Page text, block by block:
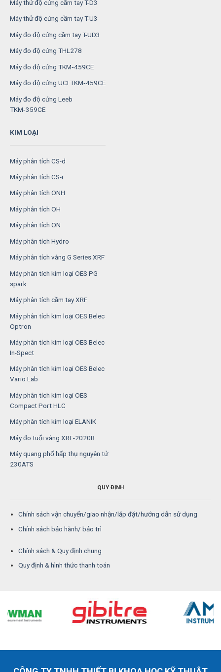
Máy thử độ cứng cầm tay T-D3
Máy thử độ cứng cầm tay T-U3
Máy đo độ cứng cầm tay T-UD3
Máy đo độ cứng THL278
Máy đo độ cứng TKM‑459CE
Máy đo độ cứng UCI TKM‑459CE
Máy đo độ cứng Leeb
TKM‑359CE
KIM LOẠI
Máy phân tích CS-d
Máy phân tích CS-i
Máy phân tích ONH
Máy phân tích OH
Máy phân tích ON
Máy phân tích Hydro
Máy phân tích vàng G Series XRF
Máy phân tích kim loại OES PG
spark
Máy phân tích cầm tay XRF
Máy phân tích kim loại OES Belec
Optron
Máy phân tích kim loại OES Belec
In-Spect
Máy phân tích kim loại OES Belec
Vario Lab
Máy phân tích kim loại OES
Compact Port HLC
Máy phân tích kim loại ELANIK
Máy đo tuổi vàng XRF-2020R
Máy quang phổ hấp thụ nguyên tử
230ATS
QUY ĐỊNH
Chính sách vận chuyển/giao nhận/lắp đặt/hướng dẫn sử dụng
Chính sách bảo hành/ bảo trì
Chính sách & Quy định chung
Quy định & hình thức thanh toán